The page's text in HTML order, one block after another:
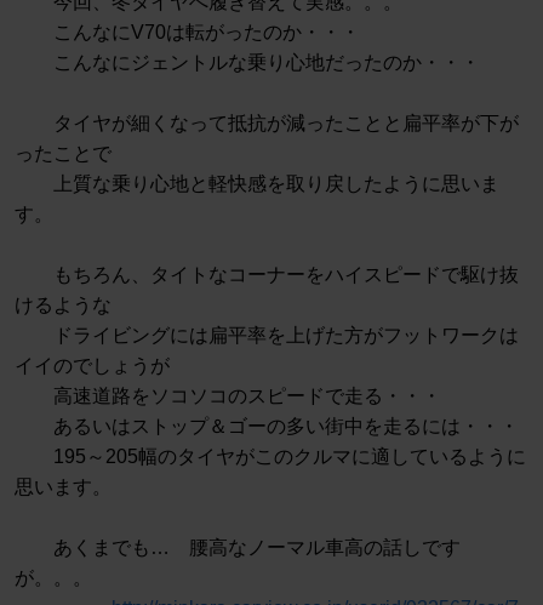
こんなにV70は転がったのか・・・
こんなにジェントルな乗り心地だったのか・・・
タイヤが細くなって抵抗が減ったことと扁平率が下が
ったことで
上質な乗り心地と軽快感を取り戻したように思いま
す。
もちろん、タイトなコーナーをハイスピードで駆け抜
けるような
ドライビングには扁平率を上げた方がフットワークは
イイのでしょうが
高速道路をソコソコのスピードで走る・・・
あるいはストップ＆ゴーの多い街中を走るには・・・
195～205幅のタイヤがこのクルマに適しているように
思います。
あくまでも… 腰高なノーマル車高の話しです
が。。。